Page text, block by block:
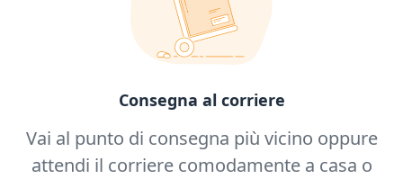
Consegna al corriere
Vai al punto di consegna più vicino oppure
attendi il corriere comodamente a casa o